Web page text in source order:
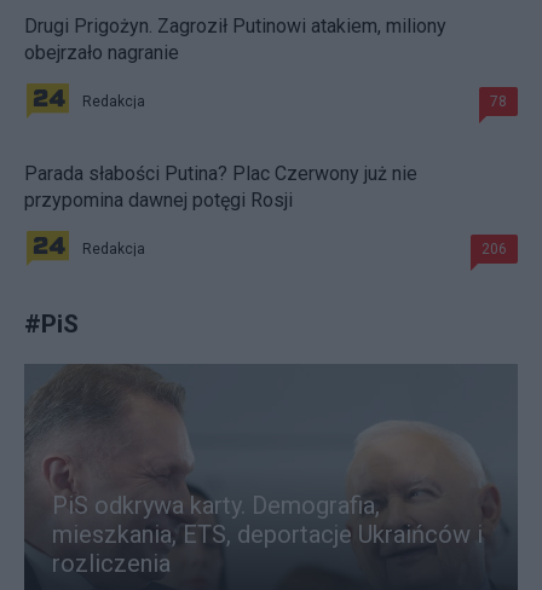
Drugi Prigożyn. Zagroził Putinowi atakiem, miliony
obejrzało nagranie
Redakcja 78
Parada słabości Putina? Plac Czerwony już nie
przypomina dawnej potęgi Rosji
Redakcja 206
#PiS
PiS odkrywa karty. Demografia,
mieszkania, ETS, deportacje Ukraińców i
rozliczenia